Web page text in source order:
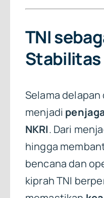
TNI
Stabilitas
Selama
menjadi
NKRI. Dari
hingga
bencana dan
kiprah TNI